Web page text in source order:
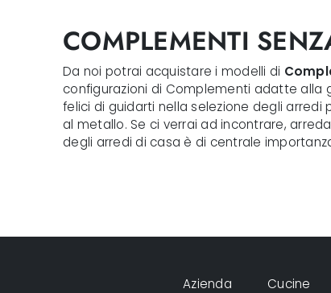
COMPLEMENTI
Da noi potrai acquistare i modelli di
configurazioni di Complementi adatte alla
felici di guidarti nella selezione degli
al metallo. Se ci verrai ad incontrare,
degli arredi di casa è di centrale
Azienda Cucine